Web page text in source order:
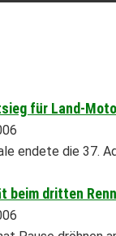
für Land-
endete die 37.
beim dritten